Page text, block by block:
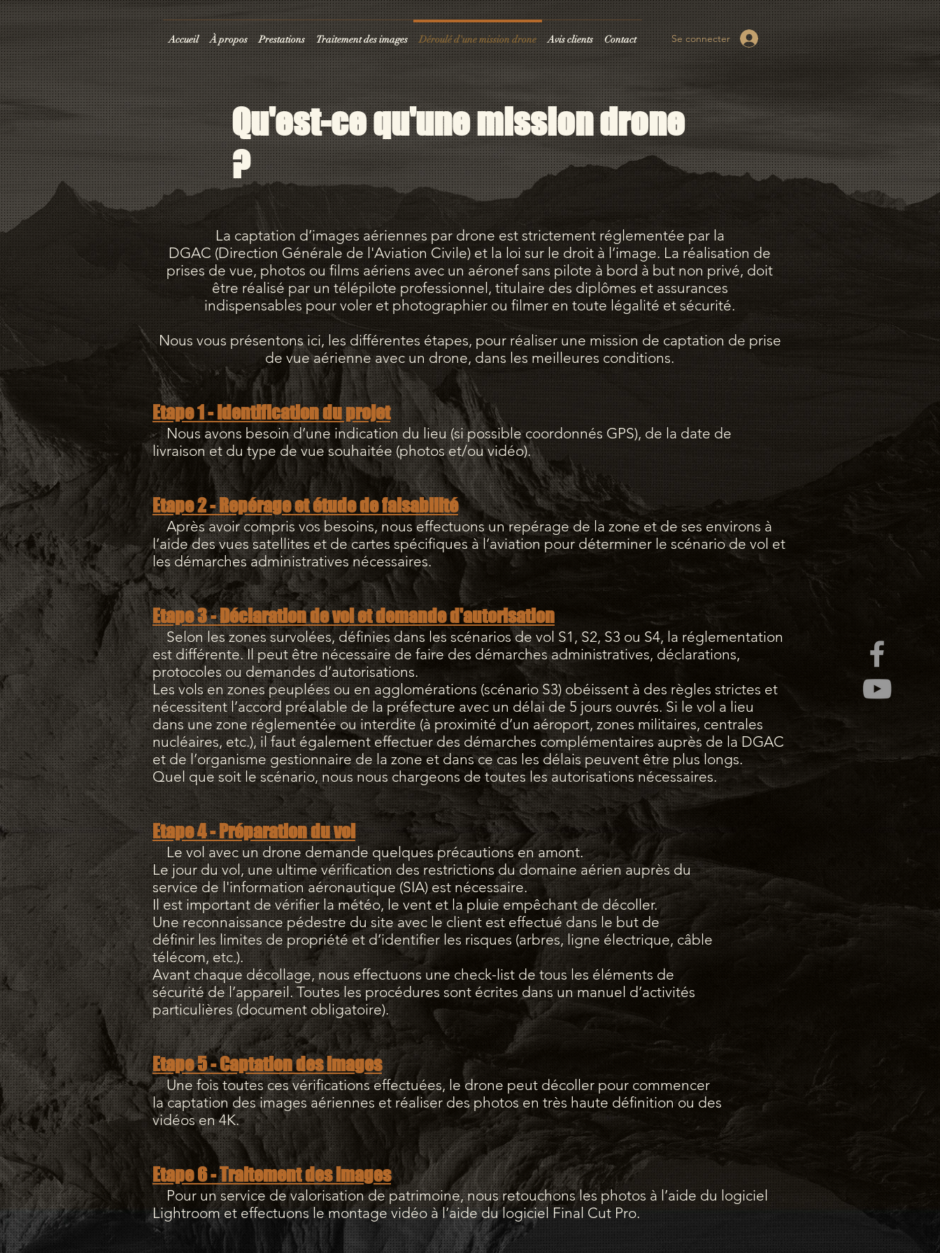
Accueil À propos Prestations Traitement des images Déroulé d'une mission drone Avis clients Contact Se connecter
Qu'est-ce qu'une mission drone
?
La captation d’images aériennes par drone est strictement réglementée par la
DGAC (Direction Générale de l'Aviation Civile) et la loi sur le droit à l’image. La réalisation de
prises de vue, photos ou films aériens avec un aéronef sans pilote à bord à but non privé, doit
être réalisé par un télépilote professionnel, titulaire des diplômes et assurances
indispensables pour voler et photographier ou filmer en toute légalité et sécurité.
Nous vous présentons ici, les différentes étapes, pour réaliser une mission de captation de prise
de vue aérienne avec un drone, dans les meilleures conditions.
Etape 1 - Identification du projet
Nous avons besoin d’une indication du lieu (si possible coordonnés GPS), de la date de
livraison et du type de vue souhaitée (photos et/ou vidéo).
Etape 2 - Repérage et étude de faisabilité
Après avoir compris vos besoins, nous effectuons un repérage de la zone et de ses environs à
l’aide des vues satellites et de cartes spécifiques à l’aviation pour déterminer le scénario de vol et
les démarches administratives nécessaires.
Etape 3 - Déclaration de vol et demande d'autorisation
Selon les zones survolées, définies dans les scénarios de vol S1, S2, S3 ou S4, la réglementation
est différente. Il peut être nécessaire de faire des démarches administratives, déclarations,
protocoles ou demandes d’autorisations.
Les vols en zones peuplées ou en agglomérations (scénario S3) obéissent à des règles strictes et
nécessitent l’accord préalable de la préfecture avec un délai de 5 jours ouvrés. Si le vol a lieu
dans une zone réglementée ou interdite (à proximité d’un aéroport, zones militaires, centrales
nucléaires, etc.), il faut également effectuer des démarches complémentaires auprès de la DGAC
et de l’organisme gestionnaire de la zone et dans ce cas les délais peuvent être plus longs.
Quel que soit le scénario, nous nous chargeons de toutes les autorisations nécessaires.
Etape 4 - Préparation du vol
Le vol avec un drone demande quelques précautions en amont.
Le jour du vol, une ultime vérification des restrictions du domaine aérien auprès du
service de l'information aéronautique (SIA) est nécessaire.
Il est important de vérifier la météo, le vent et la pluie empêchant de décoller.
Une reconnaissance pédestre du site avec le client est effectué dans le but de
définir les limites de propriété et d’identifier les risques (arbres, ligne électrique, câble
télécom, etc.).
Avant chaque décollage, nous effectuons une check-list de tous les éléments de
sécurité de l’appareil. Toutes les procédures sont écrites dans un manuel d’activités
particulières (document obligatoire).
Etape 5 - Captation des images
Une fois toutes ces vérifications effectuées, le drone peut décoller pour commencer
la captation des images aériennes et réaliser des photos en très haute définition ou des
vidéos en 4K.
Etape 6 - Traitement des images
Pour un service de valorisation de patrimoine, nous retouchons les photos à l’aide du logiciel
Lightroom et effectuons le montage vidéo à l’aide du logiciel Final Cut Pro.